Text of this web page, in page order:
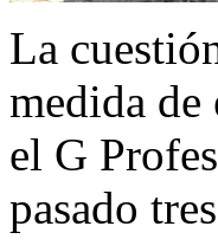
La
medida de
el G
pasado